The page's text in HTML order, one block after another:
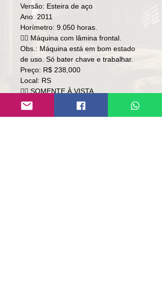
Versão: Esteira de aço
Ano: 2011
Horímetro: 9.050 horas.
👉🏻 Máquina com lâmina frontal.
Obs.: Máquina está em bom estado
de uso. Só bater chave e trabalhar.
Preço: R$ 238,000
Local: RS
👉🏻 SOMENTE À VISTA.
👉🏻 SEM TROCA.
Contato: